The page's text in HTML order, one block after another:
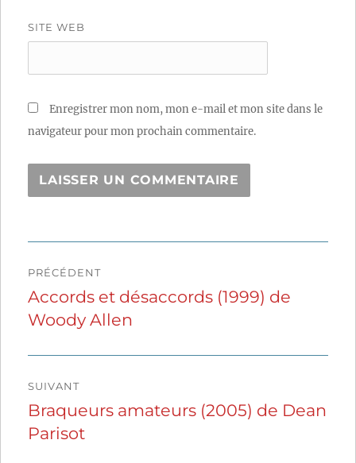
SITE WEB
Enregistrer mon nom, mon e-mail et mon site dans le
navigateur pour mon prochain commentaire.
de
l’article
PRÉCÉDENT
Publication
précédente :
Accords et désaccords (1999) de
Woody Allen
SUIVANT
Publication
suivante :
Braqueurs amateurs (2005) de Dean
Parisot